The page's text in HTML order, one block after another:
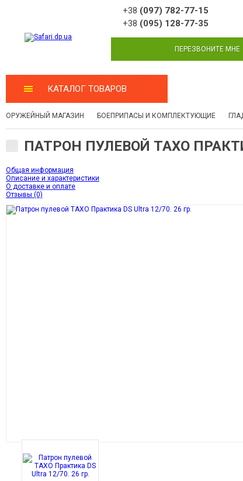
+38 (097) 782-77-15
+38 (095) 128-77-35
ПЕРЕЗВОНИТЕ МНЕ
КАТАЛОГ ТОВАРОВ
ОРУЖЕЙНЫЙ МАГАЗИН БОЕПРИПАСЫ И КОМПЛЕКТУЮЩИЕ
ПАТРОН ПУЛЕВОЙ ТАХО
Общая информация
Описание и характеристики
О доставке и оплате
Отзывы (0)